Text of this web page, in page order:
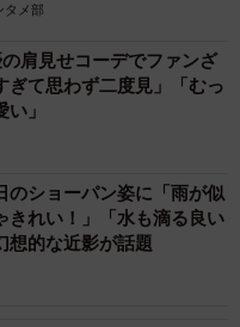
タメ部
肩見せコーデでファンざ
て思わず二度見」「むっ
」
のショーパン姿に「雨が似
きれい！」「水も滴る良い
的な近影が話題